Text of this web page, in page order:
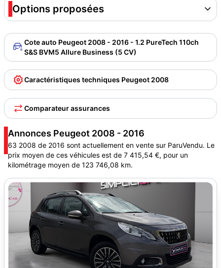
Options proposées
Cote auto Peugeot 2008 - 2016 - 1.2 PureTech 110ch
S&S BVM5 Allure Business (5 CV)
Caractéristiques techniques Peugeot 2008
Comparateur assurances
Annonces Peugeot 2008 - 2016
63 2008 de 2016 sont actuellement en vente sur ParuVendu. Le
prix moyen de ces véhicules est de 7 415,54 €, pour un
kilométrage moyen de 123 746,08 km.